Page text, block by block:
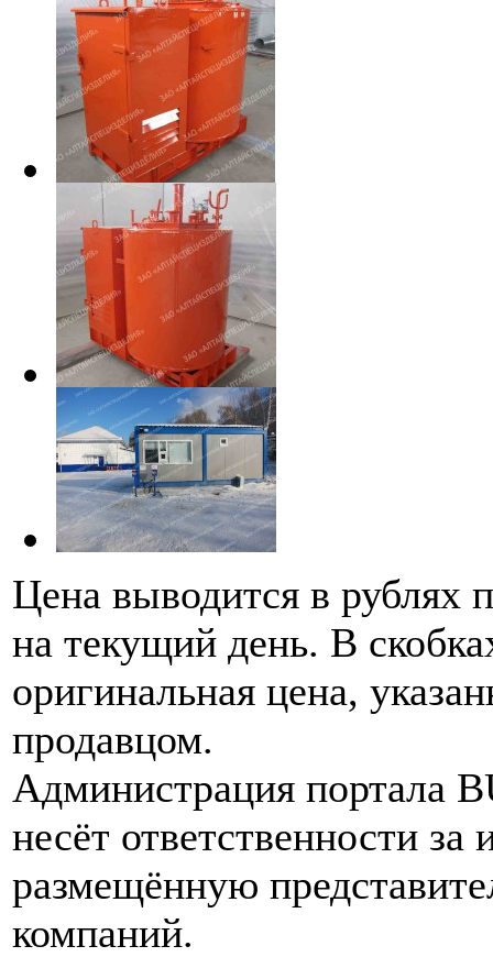
Цена выводится в рублях
на текущий день. В
оригинальная цена,
продавцом.
Администрация портала
несёт ответственности
размещённую
компаний.